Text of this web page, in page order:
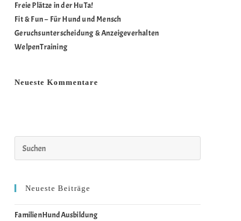
Freie Plätze in der HuTa!
Fit & Fun – Für Hund und Mensch
Geruchsunterscheidung & Anzeigeverhalten
WelpenTraining
Neueste Kommentare
Neueste Beiträge
FamilienHundAusbildung